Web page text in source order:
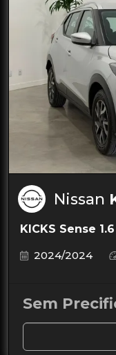
Nissan
KICKS Sense
2024/2024
Sem